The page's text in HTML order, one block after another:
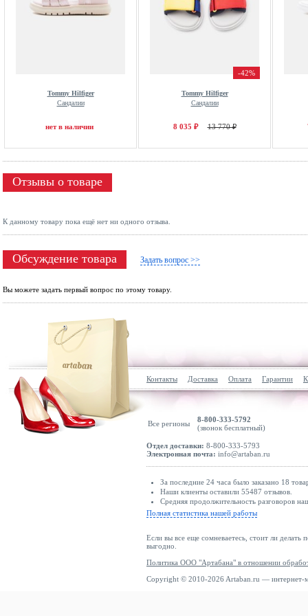
Tommy Hilfiger
Сандалии
нет в наличии
-42%
Tommy Hilfiger
Сандалии
8 035 ₽ 13 770 ₽
Отзывы о товаре
К данному товару пока ещё нет ни одного отзыва.
Обсуждение товара Задать вопрос >>
Вы можете задать первый вопрос по этому товару.
Контакты Доставка Оплата Гарантии
Все регионы
8-800-333-5792
(звонок бесплатный)
Отдел доставки: 8-800-333-5793
Электронная почта: info@artaban.ru
За последние 24 часа было заказано 18
Наши клиенты оставили 55487 отзывов.
Средняя продолжительность разговоров
Полная статистика нашей работы
Если вы все еще сомневаетесь, стоит ли делать
выгодно.
Политика ООО "Артабана" в отношении
Copyright © 2010-2026 Artaban.ru — интернет-